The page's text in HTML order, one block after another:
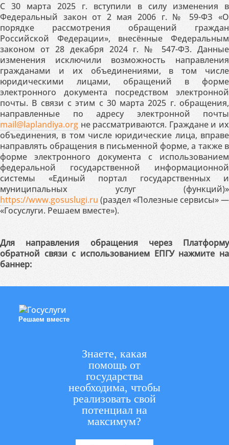
С 30 марта 2025 г. вступили в силу изменения в
Федеральный закон от 2 мая 2006 г. № 59-ФЗ «О
порядке рассмотрения обращений граждан
Российской Федерации», внесённые Федеральным
законом от 28 декабря 2024 г. № 547-ФЗ. Данные
изменения исключили возможность направления
гражданами и их объединениями, в том числе
юридическими лицами, обращений в форме
электронного документа посредством электронной
почты. В связи с этим с 30 марта 2025 г. обращения,
направленные по адресу электронной почты
mail@laplandiya.org не рассматриваются. Граждане и их
объединения, в том числе юридические лица, вправе
направлять обращения в письменной форме, а также в
форме электронного документа с использованием
федеральной государственной информационной
системы «Единый портал государственных и
муниципальных услуг (функций)»
https://www.gosuslugi.ru (раздел «Полезные сервисы» —
«Госуслуги. Решаем вместе»).
Для направления обращения через Платформу
обратной связи с использованием ЕПГУ нажмите на
баннер:
Решаем вместе
Знаете, какая
помощь от
государства
необходима, чтобы
реализовать свой
потенциал на
максимум?